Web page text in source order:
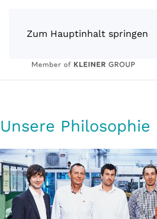
Zum Hauptinhalt springen
Unsere Philosophie